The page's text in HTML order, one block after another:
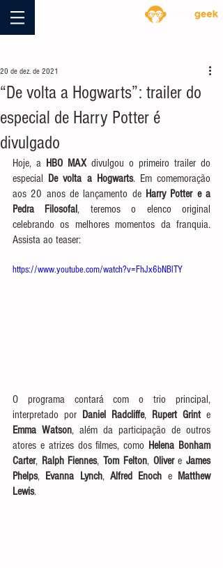
“De volta a Hogwarts”: trailer do
especial de Harry Potter é
divulgado
20 de dez. de 2021
Hoje, a HBO MAX divulgou o primeiro trailer do
especial De volta a Hogwarts. Em comemoração
aos 20 anos de lançamento de Harry Potter e a
Pedra Filosofal, teremos o elenco original
celebrando os melhores momentos da franquia.
Assista ao teaser:
https://www.youtube.com/watch?v=FhJx6bNBlTY
O programa contará com o trio principal,
interpretado por Daniel Radcliffe, Rupert Grint
Emma Watson, além da participação de outros
atores e atrizes dos filmes, como Helena Bonham
Carter, Ralph Fiennes, Tom Felton, Oliver e James
Phelps, Evanna Lynch, Alfred Enoch e Matthew
Lewis.